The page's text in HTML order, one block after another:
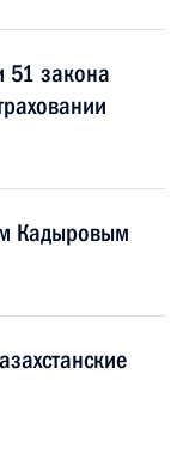
51 закона
Кадыровым